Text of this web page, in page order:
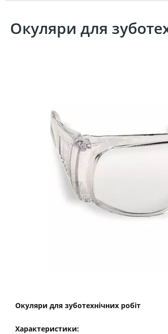
Окуляри для
Окуляри для зуботехнічних робіт
Характеристики: